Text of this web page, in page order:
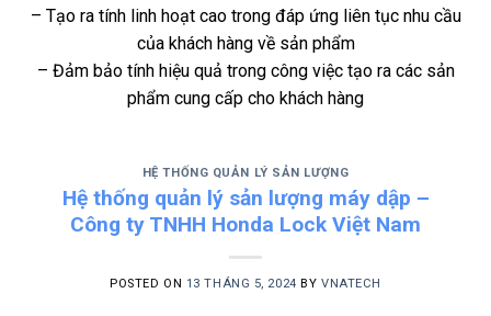
– Tạo ra tính linh hoạt cao trong đáp ứng liên tục nhu cầu
của khách hàng về sản phẩm
– Đảm bảo tính hiệu quả trong công việc tạo ra các sản
phẩm cung cấp cho khách hàng
HỆ THỐNG QUẢN LÝ SẢN LƯỢNG
Hệ thống quản lý sản lượng máy dập –
Công ty TNHH Honda Lock Việt Nam
POSTED ON 13 THÁNG 5, 2024 BY VNATECH